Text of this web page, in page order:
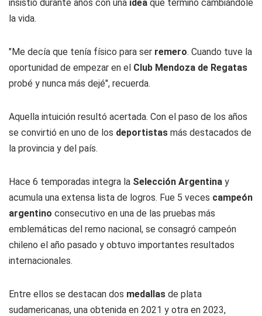
insistió durante años con una idea que terminó cambiándole
la vida.
"Me decía que tenía físico para ser remero. Cuando tuve la
oportunidad de empezar en el Club Mendoza de Regatas
probé y nunca más dejé", recuerda.
Aquella intuición resultó acertada. Con el paso de los años
se convirtió en uno de los deportistas más destacados de
la provincia y del país.
Hace 6 temporadas integra la Selección Argentina y
acumula una extensa lista de logros. Fue 5 veces campeón
argentino consecutivo en una de las pruebas más
emblemáticas del remo nacional, se consagró campeón
chileno el año pasado y obtuvo importantes resultados
internacionales.
Entre ellos se destacan dos medallas de plata
sudamericanas, una obtenida en 2021 y otra en 2023,